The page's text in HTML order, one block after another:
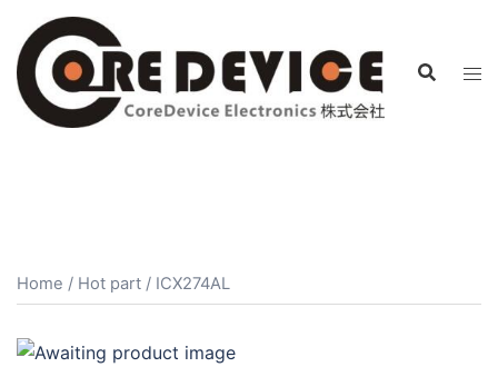
Home / Hot part / ICX274AL